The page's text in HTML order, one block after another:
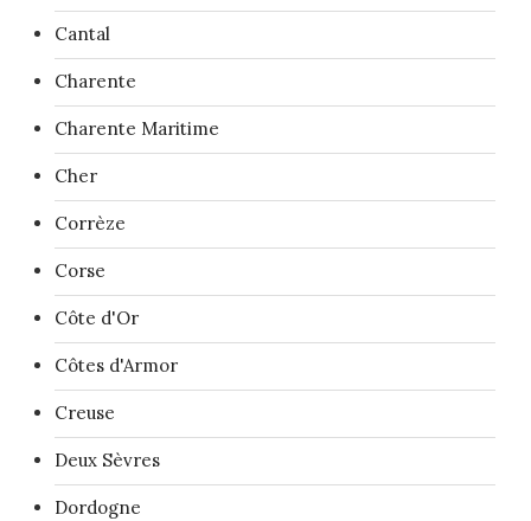
Cantal
Charente
Charente Maritime
Cher
Corrèze
Corse
Côte d'Or
Côtes d'Armor
Creuse
Deux Sèvres
Dordogne